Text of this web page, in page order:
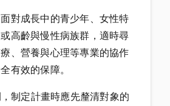
對成長中的青少年、女性特
高齡與慢性病族群，適時尋
、營養與心理等專業的協作
有效的保障。
制定計畫時應先釐清對象的